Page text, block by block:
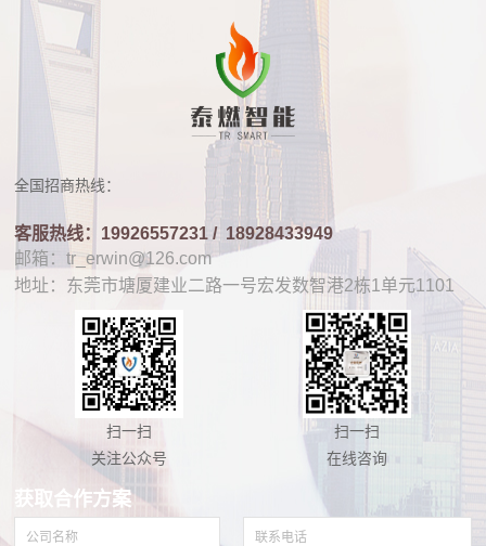
全国招商热线：
客服热线：19926557231 / 18928433949
邮箱：tr_erwin@126.com
地址：东莞市塘厦建业二路一号宏发数智港2栋1单元1101
扫一扫
关注公众号
扫一扫
在线咨询
获取合作方案